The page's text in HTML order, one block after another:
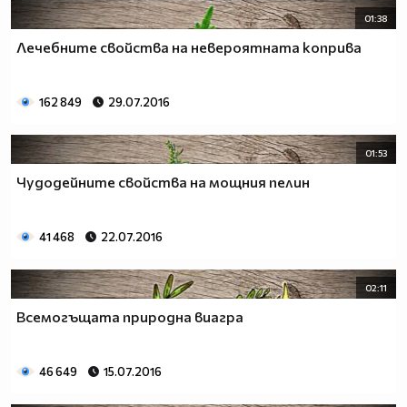
01:38
Лечебните свойства на невероятната коприва
162 849 29.07.2016
01:53
Чудодейните свойства на мощния пелин
41 468 22.07.2016
02:11
Всемогъщата природна виагра
46 649 15.07.2016